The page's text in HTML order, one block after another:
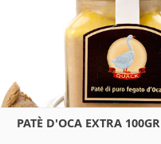
PATÈ D'OCA EXTRA 100GR